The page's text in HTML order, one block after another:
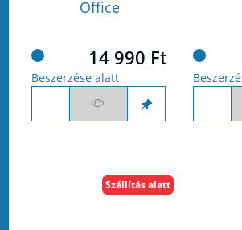
Office
14 990 Ft
Beszerzése alatt
Szállítás alatt